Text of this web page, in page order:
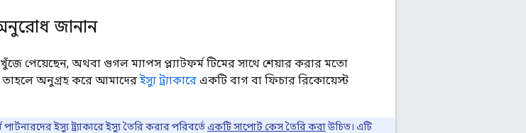
জানান
পেয়েছেন, অথবা গুগল ম্যাপস প্ল্যাটফর্ম টিমের সাথে শেয়ার করার মতো
অনুগ্রহ করে আমাদেরইস্যু ট্র্যাকারে একটি বাগ বা ফিচার রিকোয়েস্ট
ইস্যু ট্র্যাকারে ইস্যু তৈরি করার পরিবর্তে একটি সাপোর্ট কেস তৈরি করাউচিত। এটি